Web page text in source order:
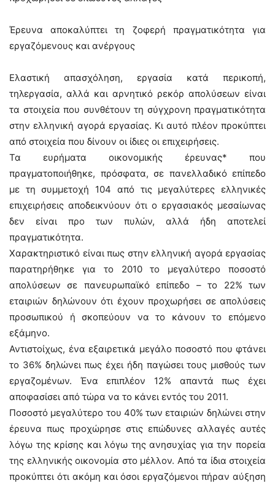
Έρευνα αποκαλύπτει τη ζοφερή πραγματικότητα για
εργαζόμενους και ανέργους
Ελαστική απασχόληση, εργασία κατά περικοπή,
τηλεργασία, αλλά και αρνητικό ρεκόρ απολύσεων είναι
τα στοιχεία που συνθέτουν τη σύγχρονη πραγματικότητα
στην ελληνική αγορά εργασίας. Κι αυτό πλέον προκύπτει
από στοιχεία που δίνουν οι ίδιες οι επιχειρήσεις.
Τα ευρήματα οικονομικής έρευνας* που
πραγματοποιήθηκε, πρόσφατα, σε πανελλαδικό επίπεδο
με τη συμμετοχή 104 από τις μεγαλύτερες ελληνικές
επιχειρήσεις αποδεικνύουν ότι ο εργασιακός μεσαίωνας
δεν είναι προ των πυλών, αλλά ήδη αποτελεί
πραγματικότητα.
Χαρακτηριστικό είναι πως στην ελληνική αγορά εργασίας
παρατηρήθηκε για το 2010 το μεγαλύτερο ποσοστό
απολύσεων σε πανευρωπαϊκό επίπεδο – το 22% των
εταιριών δηλώνουν ότι έχουν προχωρήσει σε απολύσεις
προσωπικού ή σκοπεύουν να το κάνουν το επόμενο
εξάμηνο.
Αντιστοίχως, ένα εξαιρετικά μεγάλο ποσοστό που φτάνει
το 36% δηλώνει πως έχει ήδη παγώσει τους μισθούς των
εργαζομένων. Ένα επιπλέον 12% απαντά πως έχει
αποφασίσει από τώρα να το κάνει εντός του 2011.
Ποσοστό μεγαλύτερο του 40% των εταιριών δηλώνει στην
έρευνα πως προχώρησε στις επώδυνες αλλαγές αυτές
λόγω της κρίσης και λόγω της ανησυχίας για την πορεία
της ελληνικής οικονομία στο μέλλον. Από τα ίδια στοιχεία
προκύπτει ότι ακόμη και όσοι εργαζόμενοι πήραν αύξηση